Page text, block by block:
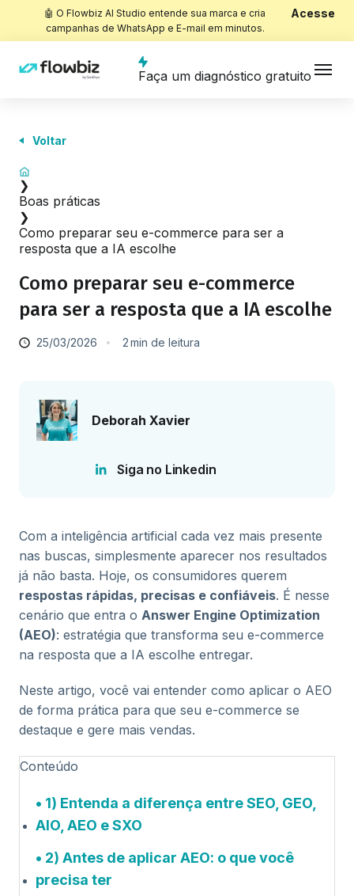
🤖 O Flowbiz AI Studio entende sua marca e cria
campanhas de WhatsApp e E-mail em minutos.
Acesse
Faça um diagnóstico gratuito
Voltar
Início
❯
Boas práticas
❯
Como preparar seu e-commerce para ser a
resposta que a IA escolhe
Como preparar seu e-commerce
para ser a resposta que a IA escolhe
25/03/2026 2min de leitura
Deborah Xavier
Siga no Linkedin
Com a inteligência artificial cada vez mais presente
nas buscas, simplesmente aparecer nos resultados
já não basta. Hoje, os consumidores querem
respostas rápidas, precisas e confiáveis. É nesse
cenário que entra o Answer Engine Optimization
(AEO): estratégia que transforma seu e-commerce
na resposta que a IA escolhe entregar.
Neste artigo, você vai entender como aplicar o AEO
de forma prática para que seu e-commerce se
destaque e gere mais vendas.
Conteúdo
1) Entenda a diferença entre SEO, GEO,
AIO, AEO e SXO
2) Antes de aplicar AEO: o que você
precisa ter